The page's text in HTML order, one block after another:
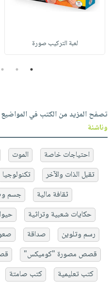
لعبة التركيب صورة
1
2
3
تصفح المزيد من الكتب في المواضيع
وناشئة
احتياجات خاصة الموت
تقبل الذات والآخر
تكنولوجيا
ثقافة مالية
جسم
حكايات شعبية وتراثية
رسم وتلوين
صداقة
قصص مصورة "كوميكس"
كتب تعليمية
كتب صامتة